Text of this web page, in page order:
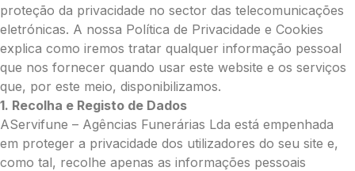
Pequena (€85)
Média (€100)
Grande (€115)
Cruz:
Pequena (€85)
Média (€100)
Grande (€115)
Coração:
proteção da privacidade no sector das telecomunicações
eletrónicas. A nossa Política de Privacidade e Cookies
explica como iremos tratar qualquer informação pessoal
que nos fornecer quando usar este website e os serviços
que, por este meio, disponibilizamos.
1. Recolha e Registo de Dados
AServifune – Agências Funerárias Lda está empenhada
em proteger a privacidade dos utilizadores do seu site e,
como tal, recolhe apenas as informações pessoais